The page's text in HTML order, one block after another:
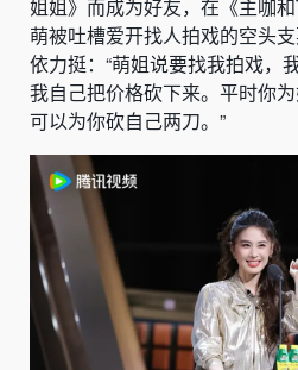
姐姐》而成为好友，在《主咖
萌被吐槽爱开找人拍戏的空头
依力挺：“萌姐说要找我拍戏，
我自己把价格砍下来。平时你
可以为你砍自己两刀。”